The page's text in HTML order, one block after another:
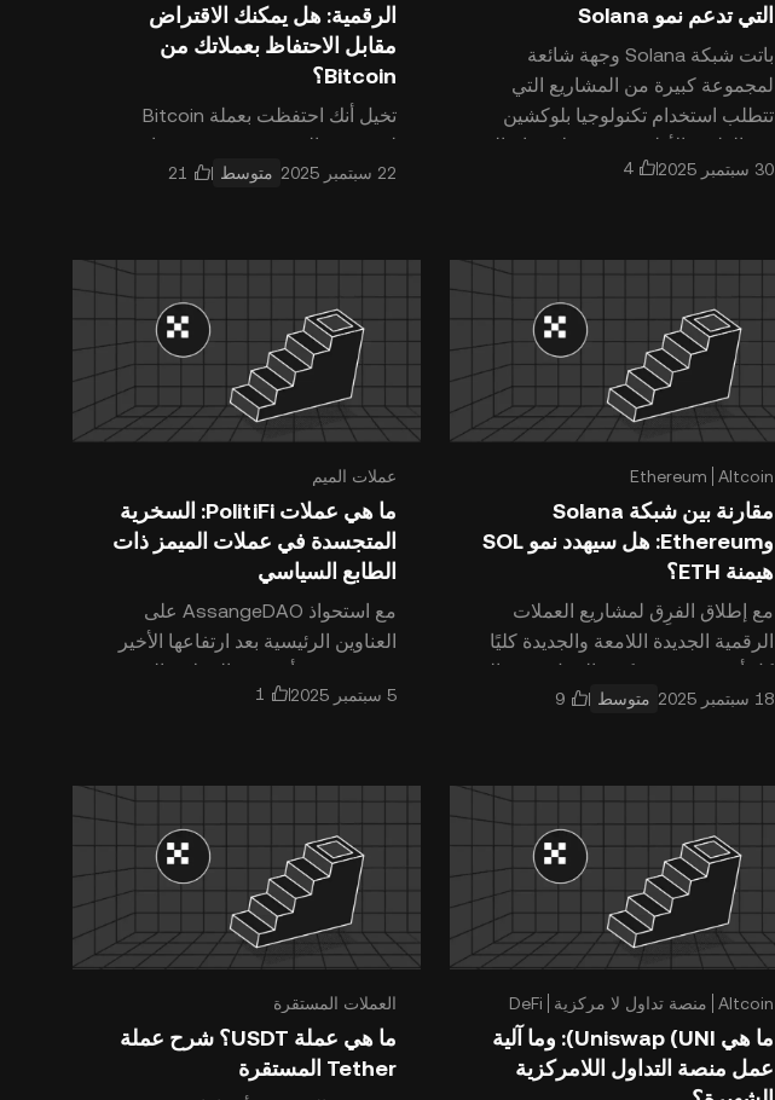
التي تدعم نمو Solana
باتت شبكة Solana وجهة شائعة
لمجموعة كبيرة من المشاريع التي
تتطلب استخدام تكنولوجيا بلوكشين
من الطبقة الأولى سريعة ولا تحتاج إلى
أذونات. ولقد سعى الكثي
الرقمية: هل يمكنك الاقتراض
مقابل الاحتفاظ بعملاتك من
Bitcoin؟
تخيل أنك احتفظت بعملة Bitcoin
لفترة من الوقت، وشهدت نموها
المذهل. والآن، ظهرت نفقات غير
متوسط
Altcoin
Ethereum
مقارنة بين شبكة Solana
وEthereum: هل سيهدد نمو SOL
هيمنة ETH؟
مع إطلاق الفرِق لمشاريع العملات
الرقمية الجديدة اللامعة والجديدة كليًا
كل أسبوعين، قد يكون التنقل في عالم
العملات الرقمية أمرًا مربكًا للمبتدئين
متوسط
عملات الميم
ما هي عملات PolitiFi: السخرية
المتجسدة في عملات الميمز ذات
الطابع السياسي
مع استحواذ AssangeDAO على
العناوين الرئيسية بعد ارتفاعها الأخير
بنسبة 80%، أصبحت العملات الرقمية
والرموز المماثلة التي تستحضر نفس
Altcoin منصة تداول لا مركزية DeFi
ما هي Uniswap (UNI): وما آلية
عمل منصة التداول اللامركزية
العملات المستقرة
ما هي عملة USDT؟ شرح عملة
Tether المستقرة